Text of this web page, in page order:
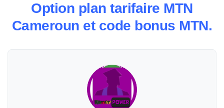
Option plan tarifaire MTN
Cameroun et code bonus MTN.